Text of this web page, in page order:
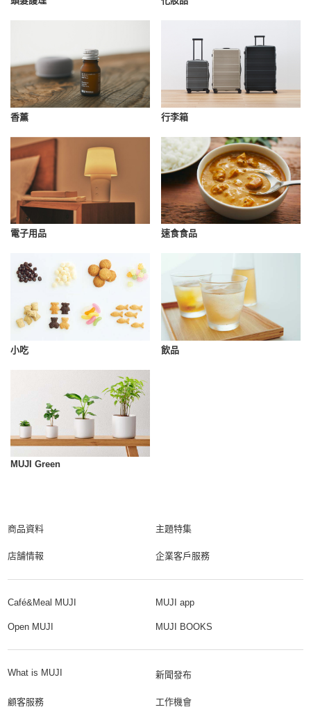
香薰 行李箱
電子用品 速食食品
小吃 飲品
MUJI Green
商品資料 主題特集
店舗情報 企業客戶服務
Café&Meal MUJI MUJI app
Open MUJI MUJI BOOKS
What is MUJI 新聞發布
顧客服務 工作機會